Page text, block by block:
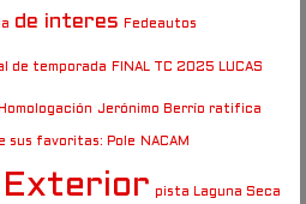
de interes Fedeautos
de temporada FINAL TC 2025 LUCAS
Homologación Jerónimo Berrío ratifica
sus favoritas: Pole NACAM
Exterior pista Laguna Seca